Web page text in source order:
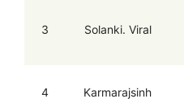
3 Solanki. Viral
4 Karmarajsinh